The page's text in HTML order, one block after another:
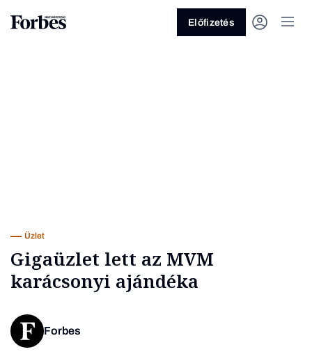
Előfizetés
Üzlet
Gigaüzlet lett az MVM
karácsonyi ajándéka
Forbes